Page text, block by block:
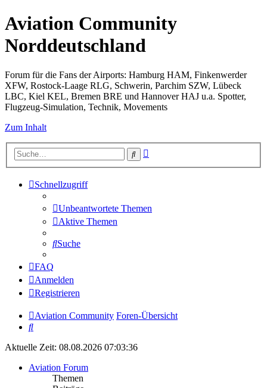
Aviation Community
Norddeutschland
Forum für die Fans der Airports: Hamburg HAM, Finkenwerder
XFW, Rostock-Laage RLG, Schwerin, Parchim SZW, Lübeck
LBC, Kiel KEL, Bremen BRE und Hannover HAJ u.a. Spotter,
Flugzeug-Simulation, Technik, Movements
Zum Inhalt
Suche
Schnellzugriff
Unbeantwortete Themen
Aktive Themen
Suche
FAQ
Anmelden
Registrieren
Aviation Community Foren-Übersicht
Suche
Aktuelle Zeit: 08.08.2026 07:03:36
Aviation Forum
Themen